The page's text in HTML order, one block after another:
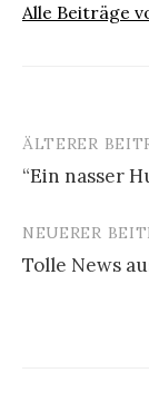
Alle Beiträge
Beitrags-
ÄLTERER
“Ein nasser
NEUERER
Tolle News